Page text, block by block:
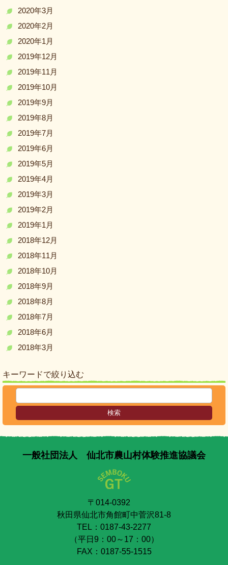
2020年3月
2020年2月
2020年1月
2019年12月
2019年11月
2019年10月
2019年9月
2019年8月
2019年7月
2019年6月
2019年5月
2019年4月
2019年3月
2019年2月
2019年1月
2018年12月
2018年11月
2018年10月
2018年9月
2018年8月
2018年7月
2018年6月
2018年3月
キーワードで絞り込む
一般社団法人 仙北市農山村体験推進協議会
〒014-0392
秋田県仙北市角館町中菅沢81-8
TEL：0187-43-2277
（平日9：00～17：00）
FAX：0187-55-1515